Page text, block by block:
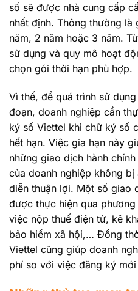
số sẽ được nhà cung cấp
nhất định. Thông thường
năm, 2 năm hoặc 3 năm.
sử dụng và quy mô hoạt
chọn gói thời hạn phù hợp.
Vì thế, để quá trình sử
đoạn, doanh nghiệp cần
ký số Viettel khi chữ ký số
hết hạn. Việc gia hạn này
những giao dịch hành
của doanh nghiệp không
diễn thuận lợi. Một số giao
được thực hiện qua
việc nộp thuế điện tử, kê
bảo hiểm xã hội,… Đồng
Viettel cũng giúp doanh
phí so với việc đăng ký